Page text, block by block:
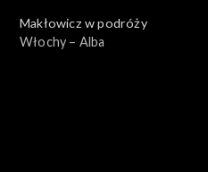
Makłowicz w podróży
Włochy – Alba